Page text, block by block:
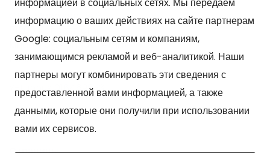
информацию о ваших действиях на сайте партнерам
Google: социальным сетям и компаниям,
занимающимся рекламой и веб-аналитикой. Наши
партнеры могут комбинировать эти сведения с
предоставленной вами информацией, а также
данными, которые они получили при использовании
вами их сервисов.
Otto Mannisen tie 2
51200 Kangasniemi
kirjaamo@kangasniemi.fi
Puh. 040 719 9370
Y-tunnus 0164690-3